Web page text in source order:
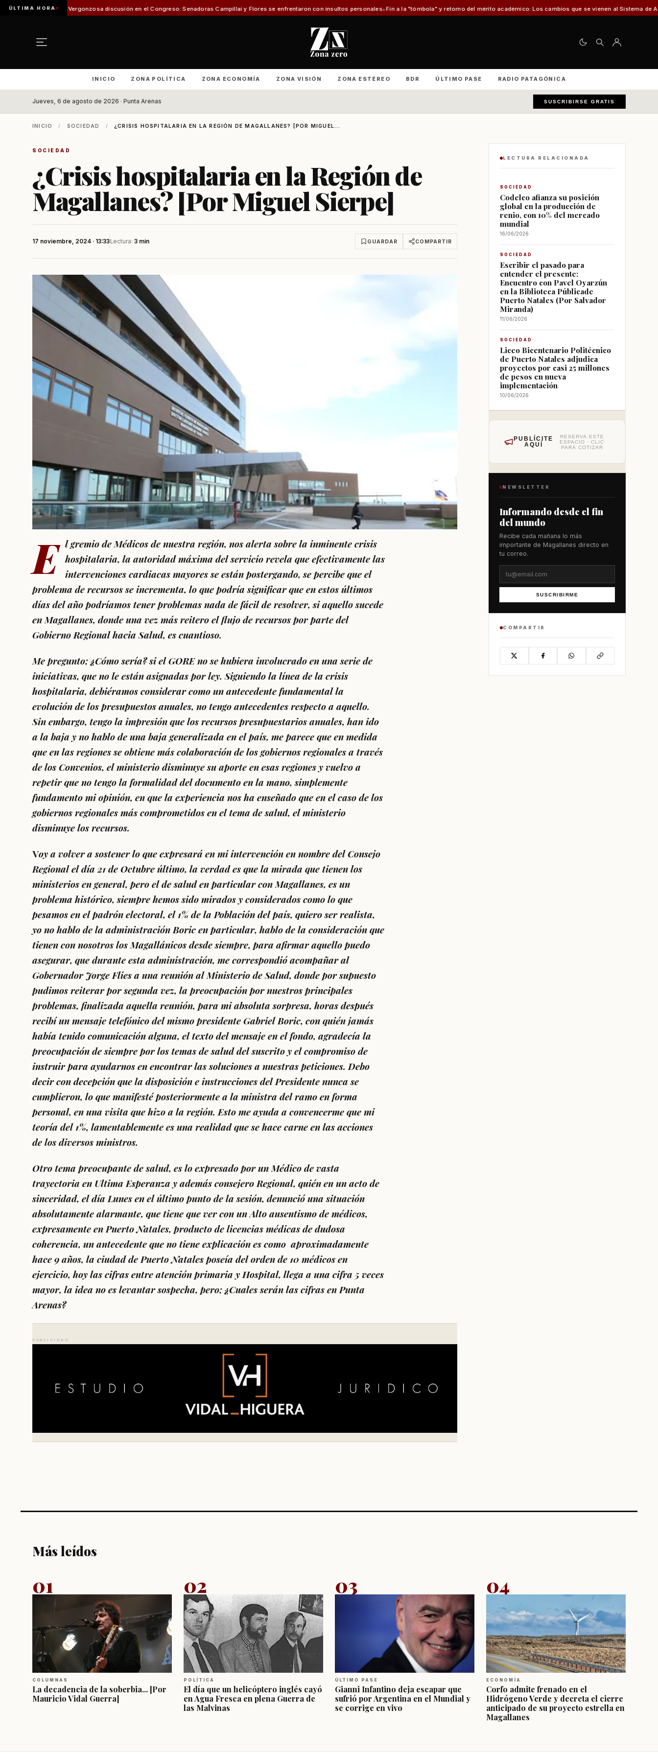
ÚLTIMA HORA
Vergonzosa discusión en el Congreso: Senadoras Campillai y Flores se enfrentaron con insultos personales Fin a la "tómbola" y retorno del mérito académico: Los cambios que se vienen al Sistema de Admisión Escolar
INICIO ZONA POLÍTICA ZONA ECONOMÍA ZONA VISIÓN ZONA ESTÉREO BDR ÚLTIMO PASE RADIO PATAGÓNICA
Jueves, 6 de agosto de 2026 · Punta Arenas SUSCRIBIRSE GRATIS
INICIO / SOCIEDAD / ¿CRISIS HOSPITALARIA EN LA REGIÓN DE MAGALLANES? [POR MIGUEL...
SOCIEDAD
¿Crisis hospitalaria en la Región de
Magallanes? [Por Miguel Sierpe]
17 noviembre, 2024 · 13:33Lectura: 3 min GUARDAR COMPARTIR
E l gremio de Médicos de nuestra región, nos alerta sobre la inminente crisis
hospitalaria, la autoridad máxima del servicio revela que efectivamente las
intervenciones cardiacas mayores se están postergando, se percibe que el
problema de recursos se incrementa, lo que podría significar que en estos últimos
días del año podríamos tener problemas nada de fácil de resolver, si aquello sucede
en Magallanes, donde una vez más reitero el flujo de recursos por parte del
Gobierno Regional hacia Salud, es cuantioso.
Me pregunto; ¿Cómo sería? si el GORE no se hubiera involucrado en una serie de
iniciativas, que no le están asignadas por ley. Siguiendo la línea de la crisis
hospitalaria, debiéramos considerar como un antecedente fundamental la
evolución de los presupuestos anuales, no tengo antecedentes respecto a aquello.
Sin embargo, tengo la impresión que los recursos presupuestarios anuales, han ido
a la baja y no hablo de una baja generalizada en el país, me parece que en medida
que en las regiones se obtiene más colaboración de los gobiernos regionales a través
de los Convenios, el ministerio disminuye su aporte en esas regiones y vuelvo a
repetir que no tengo la formalidad del documento en la mano, simplemente
fundamento mi opinión, en que la experiencia nos ha enseñado que en el caso de los
gobiernos regionales más comprometidos en el tema de salud, el ministerio
disminuye los recursos.
Voy a volver a sostener lo que expresará en mi intervención en nombre del Consejo
Regional el día 21 de Octubre último, la verdad es que la mirada que tienen los
ministerios en general, pero el de salud en particular con Magallanes, es un
problema histórico, siempre hemos sido mirados y considerados como lo que
pesamos en el padrón electoral, el 1% de la Población del país, quiero ser realista,
yo no hablo de la administración Boric en particular, hablo de la consideración que
tienen con nosotros los Magallánicos desde siempre, para afirmar aquello puedo
asegurar, que durante esta administración, me correspondió acompañar al
Gobernador Jorge Flies a una reunión al Ministerio de Salud, donde por supuesto
pudimos reiterar por segunda vez, la preocupación por nuestros principales
problemas, finalizada aquella reunión, para mi absoluta sorpresa, horas después
recibí un mensaje telefónico del mismo presidente Gabriel Boric, con quién jamás
había tenido comunicación alguna, el texto del mensaje en el fondo, agradecía la
preocupación de siempre por los temas de salud del suscrito y el compromiso de
instruir para ayudarnos en encontrar las soluciones a nuestras peticiones. Debo
decir con decepción que la disposición e instrucciones del Presidente nunca se
cumplieron, lo que manifesté posteriormente a la ministra del ramo en forma
personal, en una visita que hizo a la región. Esto me ayuda a convencerme que mi
teoría del 1%, lamentablemente es una realidad que se hace carne en las acciones
de los diversos ministros.
Otro tema preocupante de salud, es lo expresado por un Médico de vasta
trayectoria en Ultima Esperanza y además consejero Regional, quién en un acto de
sinceridad, el día Lunes en el último punto de la sesión, denunció una situación
absolutamente alarmante, que tiene que ver con un Alto ausentismo de médicos,
expresamente en Puerto Natales, producto de licencias médicas de dudosa
coherencia, un antecedente que no tiene explicación es como aproximadamente
hace 9 años, la ciudad de Puerto Natales poseía del orden de 10 médicos en
ejercicio, hoy las cifras entre atención primaria y Hospital, llega a una cifra 5 veces
mayor, la idea no es levantar sospecha, pero; ¿Cuales serán las cifras en Punta
Arenas?
PUBLICIDAD
LECTURA RELACIONADA
SOCIEDAD
Codelco afianza su posición
global en la producción de
renio, con 10% del mercado
mundial
16/06/2026
SOCIEDAD
Escribir el pasado para
entender el presente:
Encuentro con Pavel Oyarzún
en la Biblioteca Públicade
Puerto Natales (Por Salvador
Miranda)
11/06/2026
SOCIEDAD
Liceo Bicentenario Politécnico
de Puerto Natales adjudica
proyectos por casi 25 millones
de pesos en nueva
implementación
10/06/2026
PUBLÍCITE
AQUÍ
RESERVA ESTE
ESPACIO · CLIC
PARA COTIZAR
NEWSLETTER
Informando desde el fin
del mundo
Recibe cada mañana lo más
importante de Magallanes directo en
tu correo.
SUSCRIBIRME
COMPARTIR
Más leídos
01
COLUMNAS
La decadencia de la soberbia... [Por
Mauricio Vidal Guerra]
02
POLÍTICA
El día que un helicóptero inglés cayó
en Agua Fresca en plena Guerra de
las Malvinas
03
ÚLTIMO PASE
Gianni Infantino deja escapar que
sufrió por Argentina en el Mundial y
se corrige en vivo
04
ECONOMÍA
Corfo admite frenado en el
Hidrógeno Verde y decreta el cierre
anticipado de su proyecto estrella en
Magallanes